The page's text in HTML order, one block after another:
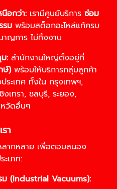
อกว่า: เรามีศูนย์บริการ ซ่อม
รม พร้อมสต็อกอะไหล่แท้ครบ
าญการ ไม่ทิ้งงาน
: สำนักงานใหญ่ตั้งอยู่ที่
ษ์)พร้อมให้บริการกลุ่มลูกค้า
ระเทศ ทั้งใน กรุงเทพฯ,
เทรา, ชลบุรี, ระยอง,
หวัดอื่นๆ
า
ลากหลาย เพื่อตอบสนอง
เภท:
(Industrial Vacuums):